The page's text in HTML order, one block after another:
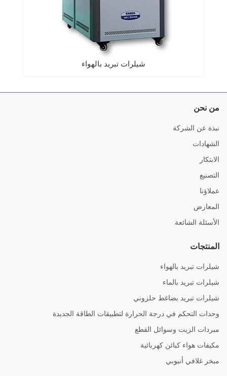
شيلرات تبريد بالهواء
من نحن
نبذة عن الشركة
الشهادات
الابتكار
التصنيع
عملاؤنا
المعارض
الأسئلة الشائعة
المنتجات
شيلرات تبريد بالهواء
شيلرات تبريد بالماء
شيلرات تبريد بضاغط حلزوني
وحدات التحكم في درجة الحرارة لتطبيقات الطاقة الجديدة
مبردات الزيت وسوائل القطع
مكيفات هواء كبائن كهربائية
مبخر غلافي أنبوبي